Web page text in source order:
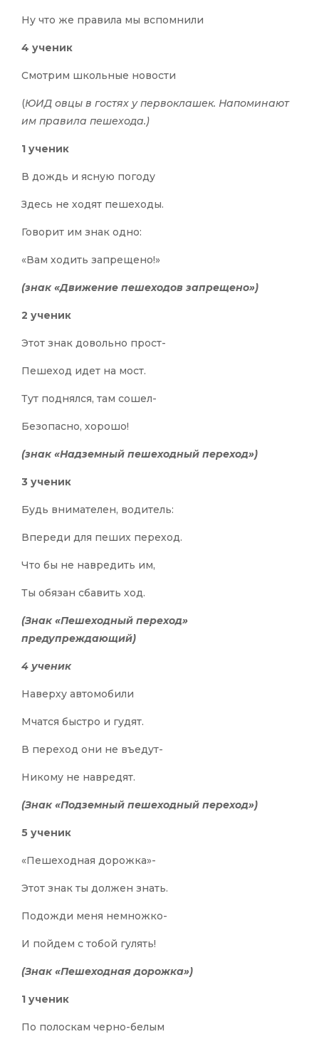
Ну что же правила мы вспомнили
4 ученик
Смотрим школьные новости
(ЮИД овцы в гостях у первоклашек. Напоминают
им правила пешехода.)
1 ученик
В дождь и ясную погоду
Здесь не ходят пешеходы.
Говорит им знак одно:
«Вам ходить запрещено!»
(знак «Движение пешеходов запрещено»)
2 ученик
Этот знак довольно прост-
Пешеход идет на мост.
Тут поднялся, там сошел-
Безопасно, хорошо!
(знак «Надземный пешеходный переход»)
3 ученик
Будь внимателен, водитель:
Впереди для пеших переход.
Что бы не навредить им,
Ты обязан сбавить ход.
(Знак «Пешеходный переход»
предупреждающий)
4 ученик
Наверху автомобили
Мчатся быстро и гудят.
В переход они не въедут-
Никому не навредят.
(Знак «Подземный пешеходный переход»)
5 ученик
«Пешеходная дорожка»-
Этот знак ты должен знать.
Подожди меня немножко-
И пойдем с тобой гулять!
(Знак «Пешеходная дорожка»)
1 ученик
По полоскам черно-белым